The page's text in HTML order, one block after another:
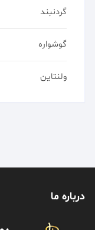
گردنبند
گوشواره
ولنتاین
درباره ما